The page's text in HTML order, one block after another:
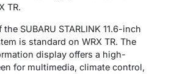
TR.
SUBARU STARLINK 11.6-inch
is standard on WRX TR. The
display offers a high-
for multimedia, climate control,